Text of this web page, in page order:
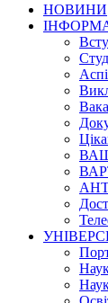
НОВИНИ